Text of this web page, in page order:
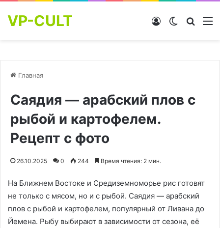
VP-CULT Switch skin
Войти
Главная
Саядия — арабский плов с
рыбой и картофелем.
Рецепт с фото
26.10.2025 0 244 Время чтения: 2 мин.
На Ближнем Востоке и Средиземноморье рис готовят
не только с мясом, но и с рыбой. Саядия — арабский
плов с рыбой и картофелем, популярный от Ливана до
Йемена. Рыбу выбирают в зависимости от сезона, её